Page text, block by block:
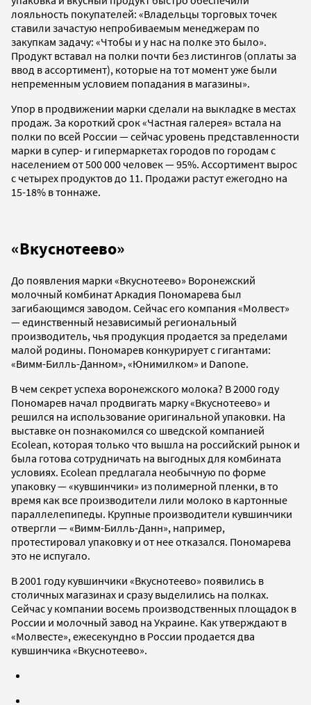
лояльность покупателей: «Владельцы торговых точек
ставили зачастую непробиваемым менеджерам по
закупкам задачу: «Чтобы и у нас на полке это было».
Продукт вставал на полки почти без листингов (оплаты за
ввод в ассортимент), которые на тот момент уже были
непременным условием попадания в магазины».
Упор в продвижении марки сделали на выкладке в местах
продаж. За короткий срок «Частная галерея» встала на
полки по всей России — сейчас уровень представленности
марки в супер- и гипермаркетах городов по городам с
населением от 500 000 человек — 95%. Ассортимент вырос
с четырех продуктов до 11. Продажи растут ежегодно на
15-18% в тоннаже.
«Вкуснотеево»
До появления марки «Вкуснотеево» Воронежский
молочный комбинат Аркадия Пономарева был
загибающимся заводом. Сейчас его компания «Молвест»
— единственный независимый региональный
производитель, чья продукция продается за пределами
малой родины. Пономарев конкурирует с гигантами:
«Вимм-Билль-Данном», «Юнимилком» и Danone.
В чем секрет успеха воронежского молока? В 2000 году
Пономарев начал продвигать марку «Вкуснотеево» и
решился на использование оригинальной упаковки. На
выставке он познакомился со шведской компанией
Ecolean, которая только что вышла на российский рынок и
была готова сотрудничать на выгодных для комбината
условиях. Ecolean предлагала необычную по форме
упаковку — «кувшинчики» из полимерной пленки, в то
время как все производители лили молоко в картонные
параллелепипеды. Крупные производители кувшинчики
отвергли — «Вимм-Билль-Данн», например,
протестировал упаковку и от нее отказался. Пономарева
это не испугало.
В 2001 году кувшинчики «Вкуснотеево» появились в
столичных магазинах и сразу выделились на полках.
Сейчас у компании восемь производственных площадок в
России и молочный завод на Украине. Как утверждают в
«Молвесте», ежесекундно в России продается два
кувшинчика «Вкуснотеево».